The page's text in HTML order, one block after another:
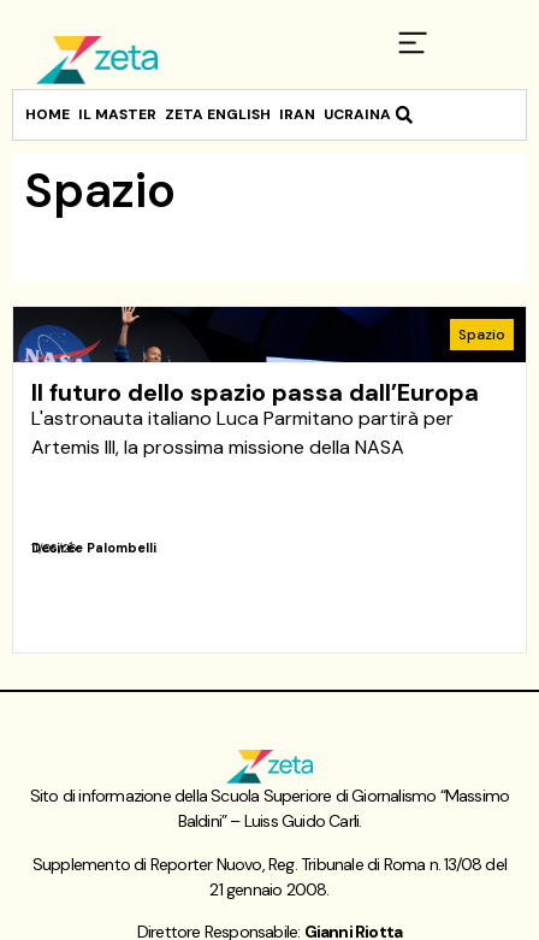
HOME IL MASTER ZETA ENGLISH IRAN UCRAINA
Spazio
Spazio
Il futuro dello spazio passa dall’Europa
L'astronauta italiano Luca Parmitano partirà per
Artemis III, la prossima missione della NASA
11/06/26
Desirée Palombelli
Sito di informazione della Scuola Superiore di Giornalismo “Massimo
Baldini” – Luiss Guido Carli.
Supplemento di Reporter Nuovo, Reg. Tribunale di Roma n. 13/08 del
21 gennaio 2008.
Direttore Responsabile: Gianni Riotta